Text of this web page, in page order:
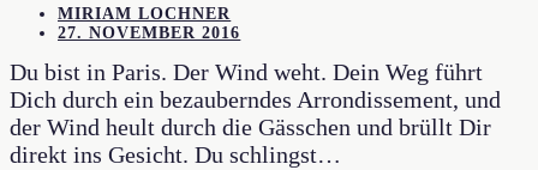
MIRIAM LOCHNER
27. NOVEMBER 2016
Du bist in Paris. Der Wind weht. Dein Weg führt
Dich durch ein bezauberndes Arrondissement, und
der Wind heult durch die Gässchen und brüllt Dir
direkt ins Gesicht. Du schlingst…